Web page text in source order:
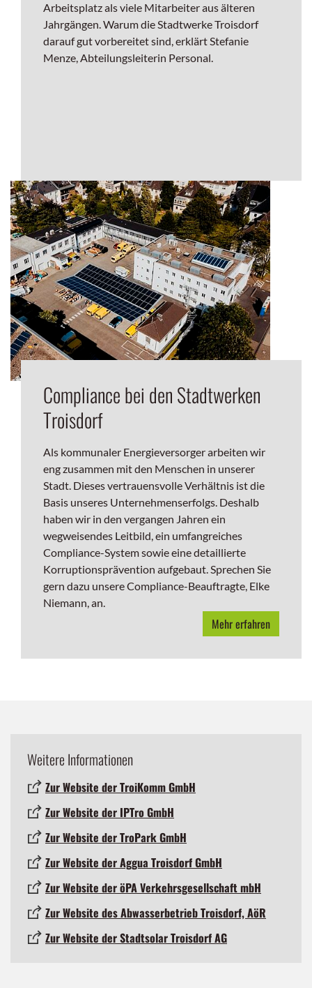
Arbeitsplatz als viele Mitarbeiter aus älteren
Jahrgängen. Warum die Stadtwerke Troisdorf
darauf gut vorbereitet sind, erklärt Stefanie
Menze, Abteilungsleiterin Personal.
Compliance bei den Stadtwerken
Troisdorf
Als kommunaler Energieversorger arbeiten wir
eng zusammen mit den Menschen in unserer
Stadt. Dieses vertrauensvolle Verhältnis ist die
Basis unseres Unternehmenserfolgs. Deshalb
haben wir in den vergangen Jahren ein
wegweisendes Leitbild, ein umfangreiches
Compliance-System sowie eine detaillierte
Korruptionsprävention aufgebaut. Sprechen Sie
gern dazu unsere Compliance-Beauftragte, Elke
Niemann, an.
Mehr erfahren
Weitere Informationen
Zur Website der TroiKomm GmbH
Zur Website der IPTro GmbH
Zur Website der TroPark GmbH
Zur Website der Aggua Troisdorf GmbH
Zur Website der öPA Verkehrsgesellschaft mbH
Zur Website des Abwasserbetrieb Troisdorf, AöR
Zur Website der Stadtsolar Troisdorf AG